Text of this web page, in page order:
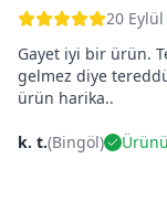
20
Gayet iyi bir ürün.
gelmez diye
ürün harika..
k. t.(Bingöl)